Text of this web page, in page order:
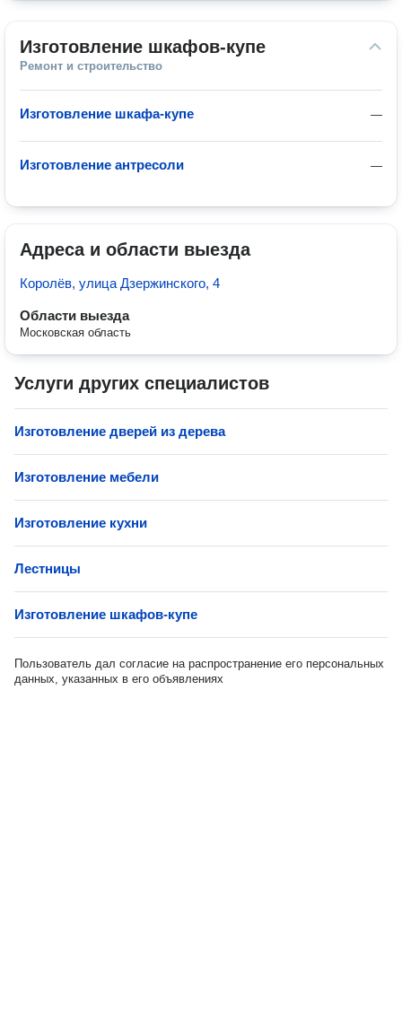
Изготовление шкафов-купе
Ремонт и строительство
—
Изготовление шкафа-купе
—
Изготовление антресоли
Адреса и области выезда
Королёв, улица Дзержинского, 4
Области выезда
Московская область
Услуги других специалистов
Изготовление дверей из дерева
Изготовление мебели
Изготовление кухни
Лестницы
Изготовление шкафов-купе
Пользователь дал согласие на распространение его персональных
данных, указанных в его объявлениях